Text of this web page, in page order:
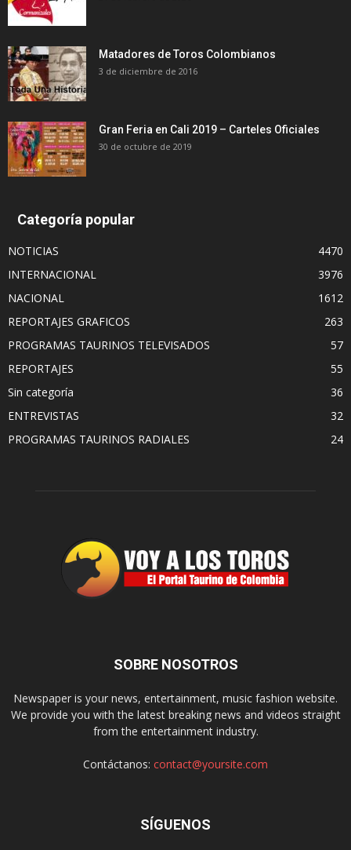
Matadores de Toros Colombianos
3 de diciembre de 2016
Gran Feria en Cali 2019 – Carteles Oficiales
30 de octubre de 2019
Categoría popular
NOTICIAS
4470
INTERNACIONAL
3976
NACIONAL
1612
REPORTAJES GRAFICOS
263
PROGRAMAS TAURINOS TELEVISADOS
57
REPORTAJES
55
Sin categoría
36
ENTREVISTAS
32
PROGRAMAS TAURINOS RADIALES
24
SOBRE NOSOTROS
Newspaper is your news, entertainment, music fashion website.
We provide you with the latest breaking news and videos straight
from the entertainment industry.
Contáctanos: contact@yoursite.com
SÍGUENOS